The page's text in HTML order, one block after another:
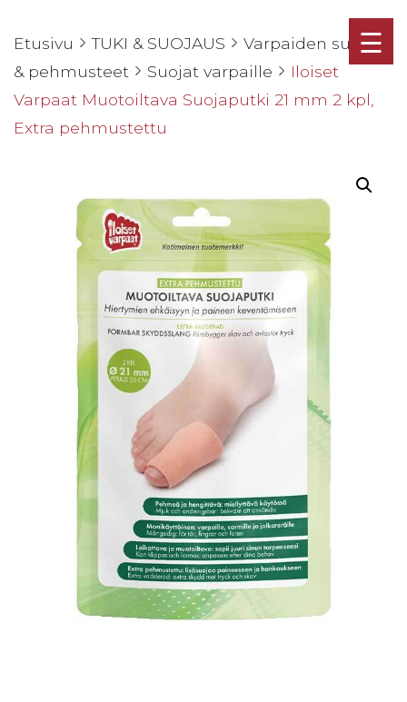
☰
Etusivu TUKI & SUOJAUS
Varpaiden suojat
& pehmusteet
Suojat varpaille
Iloiset
Varpaat Muotoiltava Suojaputki 21 mm 2 kpl,
Extra pehmustettu